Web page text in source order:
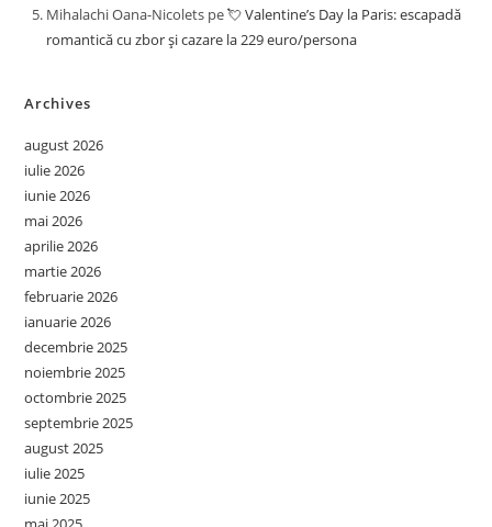
Mihalachi Oana-Nicolets pe💘 Valentine’s Day la Paris: escapadă
romantică cu zbor și cazare la 229 euro/persona
Archives
august 2026
iulie 2026
iunie 2026
mai 2026
aprilie 2026
martie 2026
februarie 2026
ianuarie 2026
decembrie 2025
noiembrie 2025
octombrie 2025
septembrie 2025
august 2025
iulie 2025
iunie 2025